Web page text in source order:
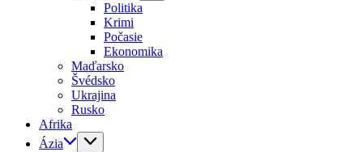
Politika
Krimi
Počasie
Ekonomika
Maďarsko
Švédsko
Ukrajina
Rusko
Afrika
Ázia